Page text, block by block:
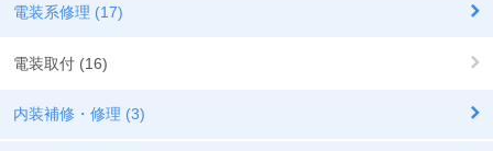
電装系修理 (17)
電装取付 (16)
内装補修・修理 (3)